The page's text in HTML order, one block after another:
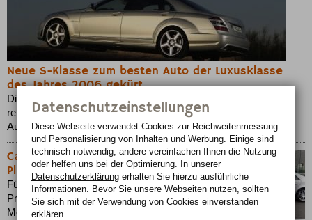
Neue S-Klasse zum besten Auto der Luxusklasse
des Jahres 2006 gekürt
Die neue S-Klasse von Mercedes-Benz wurde vom
renommierten englischen Fachmagazin What Car. zum besten
Auto der Luxusklasse des Jahres 2006 gewählt....
Cadillac und Corvette 2006 schmieden
Pläne für 2006
Für 2006 hat sich GM bei seinen
Premiummarken Cadillac und Corvette eine
Menge vorgenommen. Neuheiten wie Cadillac
Datenschutzeinstellungen
Diese Webseite verwendet Cookies zur Reichweiten­messung
und Personalisierung von Inhalten und Werbung. Einige sind
technisch notwendig, andere vereinfachen Ihnen die Nutzung
oder helfen uns bei der Optimierung. In unserer
Datenschutzerklärungerhalten Sie hierzu ausführliche
Informationen. Bevor Sie unsere Webseiten nutzen, sollten
Sie sich mit der Verwendung von Cookies einverstanden
erklären.